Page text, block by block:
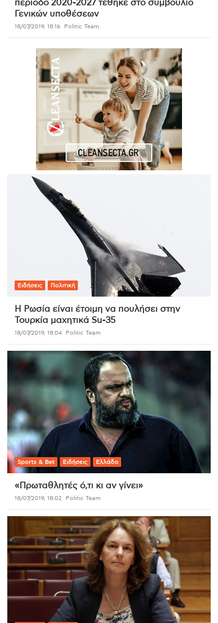
περίοδο 2020-2027 τέθηκε στο συμβούλιο
Γενικών υποθέσεων
18/07/2019, 18:16 Politic Team
Ειδήσεις Πολιτική
Η Ρωσία είναι έτοιμη να πουλήσει στην
Τουρκία μαχητικά Su-35
18/07/2019, 18:04 Politic Team
Sports & Bet Ειδήσεις Ελλάδα
«Πρωταθλητές ό,τι κι αν γίνει»
18/07/2019, 18:02 Politic Team